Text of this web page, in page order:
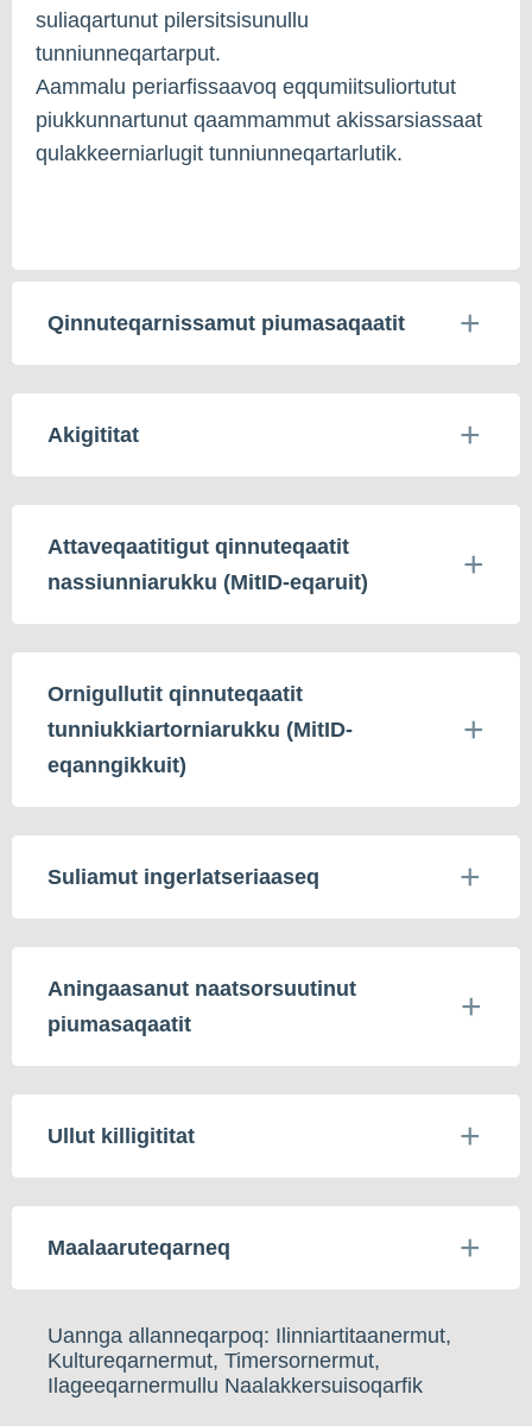
suliaqartunut pilersitsisunullu
tunniunneqartarput.
Aammalu periarfissaavoq eqqumiitsuliortutut
piukkunnartunut qaammammut akissarsiassaat
qulakkeerniarlugit tunniunneqartarlutik.
Qinnuteqarnissamut piumasaqaatit
Akigititat
Attaveqaatitigut qinnuteqaatit
nassiunniarukku (MitID-eqaruit)
Ornigullutit qinnuteqaatit
tunniukkiartorniarukku (MitID-
eqanngikkuit)
Suliamut ingerlatseriaaseq
Aningaasanut naatsorsuutinut
piumasaqaatit
Ullut killigititat
Maalaaruteqarneq
Uannga allanneqarpoq: Ilinniartitaanermut,
Kultureqarnermut, Timersornermut,
Ilageeqarnermullu Naalakkersuisoqarfik